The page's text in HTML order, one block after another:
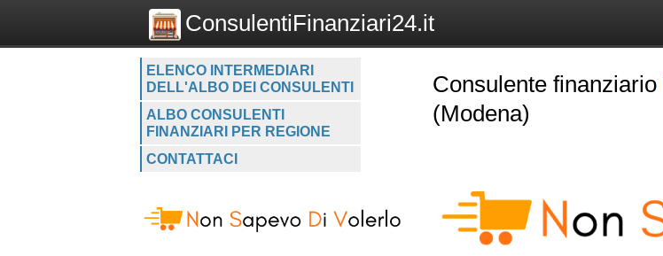
ConsulentiFinanziari24.it
ELENCO INTERMEDIARI
DELL'ALBO DEI CONSULENTI
ALBO CONSULENTI
FINANZIARI PER REGIONE
CONTATTACI
Consulente finanziario
(Modena)